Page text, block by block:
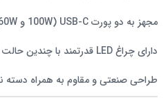
مجهز به دو پورت USB-C (100W و 60W) و دو پورت USB-A
دارای چراغ LED قدرتمند با چندین حالت نوردهی
طراحی صنعتی و مقاوم به همراه دسته